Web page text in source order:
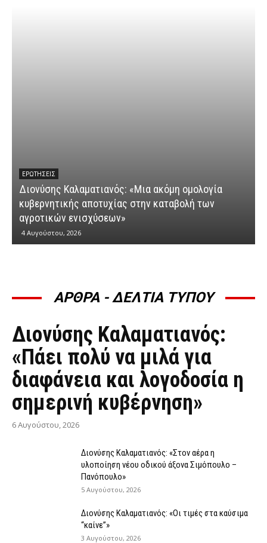
ΕΡΩΤΉΣΕΙΣ
Διονύσης Καλαματιανός: «Μια ακόμη ομολογία
κυβερνητικής αποτυχίας στην καταβολή των
αγροτικών ενισχύσεων»
4 Αυγούστου, 2026
ΑΡΘΡΑ - ΔΕΛΤΙΑ ΤΥΠΟΥ
ΆΡΘΡΑ - ΔΕΛΤΊΑ ΤΎΠΟΥ
Διονύσης Καλαματιανός:
«Πάει πολύ να μιλά για
διαφάνεια και λογοδοσία η
σημερινή κυβέρνηση»
6 Αυγούστου, 2026
Διονύσης Καλαματιανός: «Στον αέρα η
υλοποίηση νέου οδικού άξονα Σιμόπουλο –
Πανόπουλο»
5 Αυγούστου, 2026
Διονύσης Καλαματιανός: «Οι τιμές στα καύσιμα
“καίνε”»
3 Αυγούστου, 2026